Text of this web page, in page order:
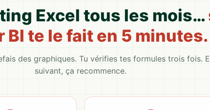
Excel tous les mois…
BI te le fait en 5 minutes.
des graphiques. Tu vérifies tes formules trois fois.
suivant, ça recommence.